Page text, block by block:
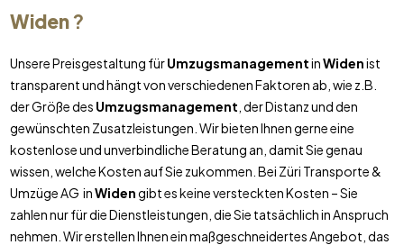
Widen?
Unsere Preisgestaltung fürUmzugsmanagementinWidenist
transparent und hängt von verschiedenen Faktoren ab, wie z.B.
der Größe des Umzugsmanagement , der Distanz und den
gewünschten Zusatzleistungen. Wir bieten Ihnen gerne eine
kostenlose und unverbindliche Beratung an, damit Sie genau
wissen, welche Kosten auf Sie zukommen. Bei Züri Transporte &
Umzüge AG inWidengibt es keine versteckten Kosten – Sie
zahlen nur für die Dienstleistungen, die Sie tatsächlich in Anspruch
nehmen. Wir erstellen Ihnen ein maßgeschneidertes Angebot, das